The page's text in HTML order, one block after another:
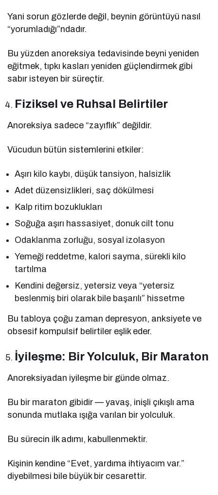
Yani sorun gözlerde değil, beynin görüntüyü nasıl
“yorumladığı”ndadır.
Bu yüzden anoreksiya tedavisinde beyni yeniden
eğitmek, tıpkı kasları yeniden güçlendirmek gibi
sabır isteyen bir süreçtir.
Fiziksel ve Ruhsal Belirtiler
Anoreksiya sadece “zayıflık” değildir.
Vücudun bütün sistemlerini etkiler:
Aşırı kilo kaybı, düşük tansiyon, halsizlik
Adet düzensizlikleri, saç dökülmesi
Kalp ritim bozuklukları
Soğuğa aşırı hassasiyet, donuk cilt tonu
Odaklanma zorluğu, sosyal izolasyon
Yemeği reddetme, kalori sayma, sürekli kilo
tartılma
Kendini değersiz, yetersiz veya “yetersiz
beslenmiş biri olarak bile başarılı” hissetme
Bu tabloya çoğu zaman depresyon, anksiyete ve
obsesif kompulsif belirtiler eşlik eder.
İyileşme: Bir Yolculuk, Bir Maraton
Anoreksiyadan iyileşme bir günde olmaz.
Bu bir maraton gibidir — yavaş, inişli çıkışlı ama
sonunda mutlaka ışığa varılan bir yolculuk.
Bu sürecin ilk adımı, kabullenmektir.
Kişinin kendine “Evet, yardıma ihtiyacım var.”
diyebilmesi bile büyük bir cesarettir.